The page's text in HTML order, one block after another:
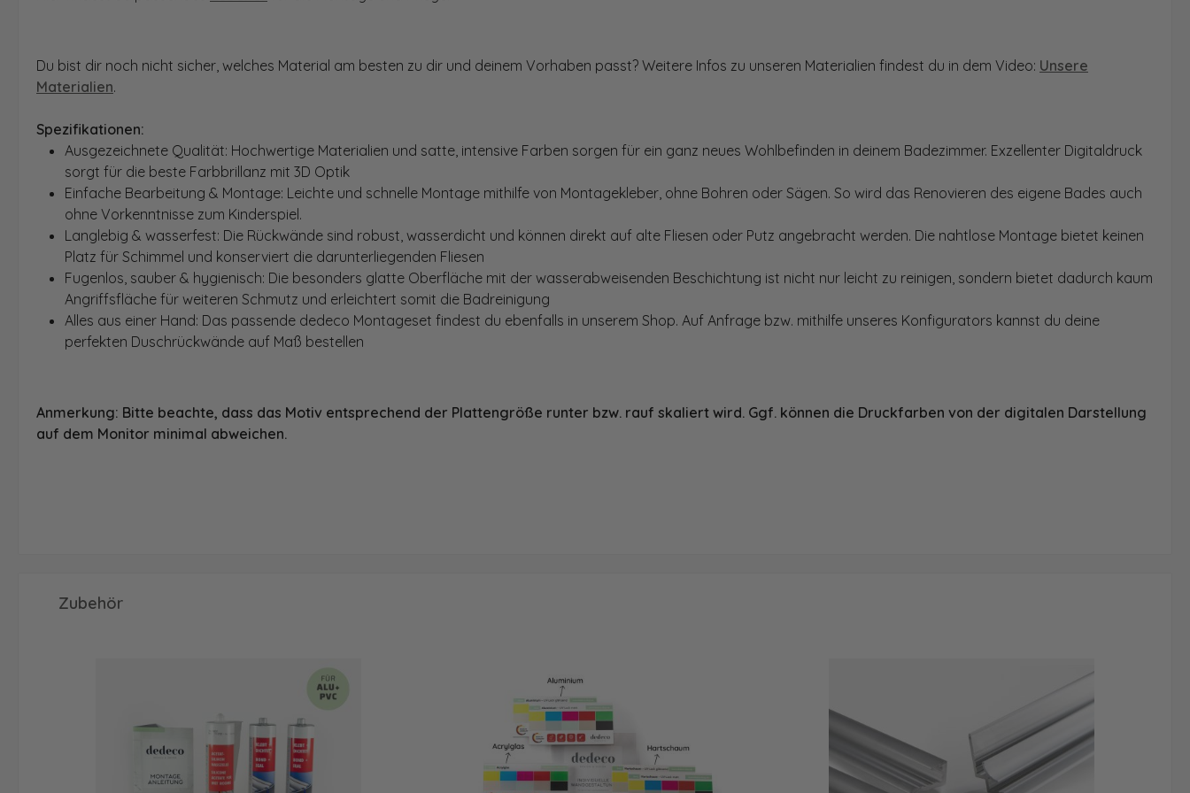
Du bist dir noch nicht sicher, welches Material am besten zu dir und deinem Vorhaben passt? Weitere Infos zu unseren Materialien findest du in dem Video: Unsere
Materialien.
Spezifikationen:
Ausgezeichnete Qualität: Hochwertige Materialien und satte, intensive Farben sorgen für ein ganz neues Wohlbefinden in deinem Badezimmer. Exzellenter Digitaldruck
sorgt für die beste Farbbrillanz mit 3D Optik
Einfache Bearbeitung & Montage: Leichte und schnelle Montage mithilfe von Montagekleber, ohne Bohren oder Sägen. So wird das Renovieren des eigene Bades auch
ohne Vorkenntnisse zum Kinderspiel.
Langlebig & wasserfest: Die Rückwände sind robust, wasserdicht und können direkt auf alte Fliesen oder Putz angebracht werden. Die nahtlose Montage bietet keinen
Platz für Schimmel und konserviert die darunterliegenden Fliesen
Fugenlos, sauber & hygienisch: Die besonders glatte Oberfläche mit der wasserabweisenden Beschichtung ist nicht nur leicht zu reinigen, sondern bietet dadurch kaum
Angriffsfläche für weiteren Schmutz und erleichtert somit die Badreinigung
Alles aus einer Hand: Das passende dedeco Montageset findest du ebenfalls in unserem Shop. Auf Anfrage bzw. mithilfe unseres Konfigurators kannst du deine
perfekten Duschrückwände auf Maß bestellen
Anmerkung: Bitte beachte, dass das Motiv entsprechend der Plattengröße runter bzw. rauf skaliert wird. Ggf. können die Druckfarben von der digitalen Darstellung
auf dem Monitor minimal abweichen.
Produktgalerie überspringen
Zubehör